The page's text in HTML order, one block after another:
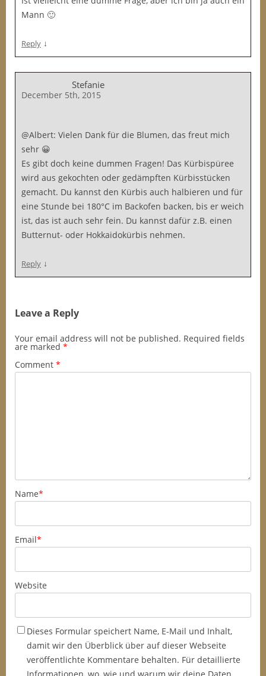
Mann 🙂
Reply ↓
Stefanie
December 5th, 2015
@Albert: Vielen Dank für die Blumen, das freut mich
sehr 😀
Es gibt doch keine dummen Fragen! Das Kürbispüree
wird aus gekochten oder gedämpften Kürbisstücken
gemacht. Du kannst den Kürbis auch halbieren und für
eine Stunde bei 180°C im Backofen backen, bis er weich
ist, das ist auch sehr fein. Du kannst dafür z.B. einen
Butternut- oder Hokkaidokürbis nehmen.
Reply ↓
Leave a Reply
Your email address will not be published. Required fields
are marked *
Comment *
Name*
Email*
Website
Dieses Formular speichert Name, E-Mail und Inhalt,
damit wir den Überblick über auf dieser Webseite
veröffentlichte Kommentare behalten. Für detaillierte